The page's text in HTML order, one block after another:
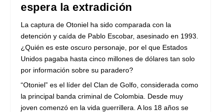
espera la extradición
La captura de Otoniel ha sido comparada con la
detención y caída de Pablo Escobar, asesinado en 1993.
¿Quién es este oscuro personaje, por el que Estados
Unidos pagaba hasta cinco millones de dólares tan solo
por información sobre su paradero?
“Otoniel” es el líder del Clan de Golfo, considerada como
la principal banda criminal de Colombia. Desde muy
joven comenzó en la vida guerrillera. A los 18 años se